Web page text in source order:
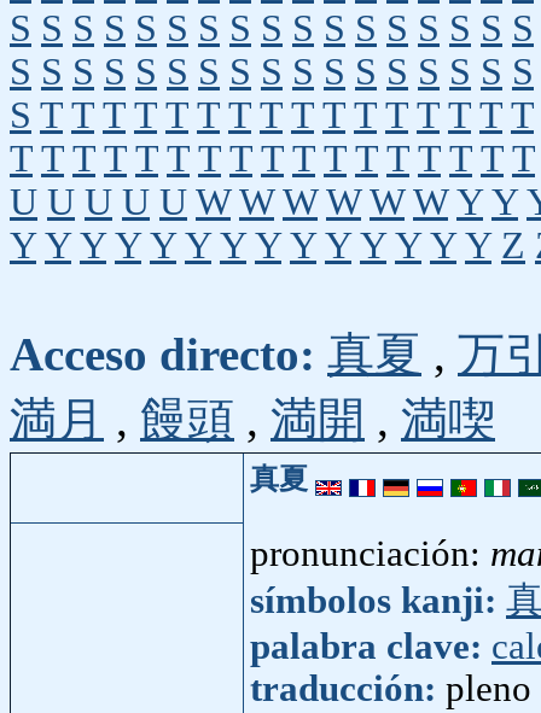
S S S S S S S S S S S S S S S S S
S S S S S S S S S S S S S S S S S
S T T T T T T T T T T T T T T T T
T T T T T T T T T T T T T T T T T
U U U U U W W W W W W Y Y
Y Y Y Y Y Y Y Y Y Y Y Y Y Y Z
Acceso directo: 真夏 , 万
満月 , 饅頭 , 満開 , 満喫
真夏
pronunciación:
símbolos kanji:
palabra clave:
traducción: pleno